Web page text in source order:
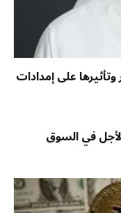
على إمدادات
في السوق